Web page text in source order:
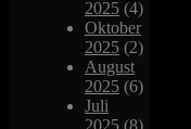
2025 (4)
Oktober
2025 (2)
August
2025 (6)
Juli
2025 (8)